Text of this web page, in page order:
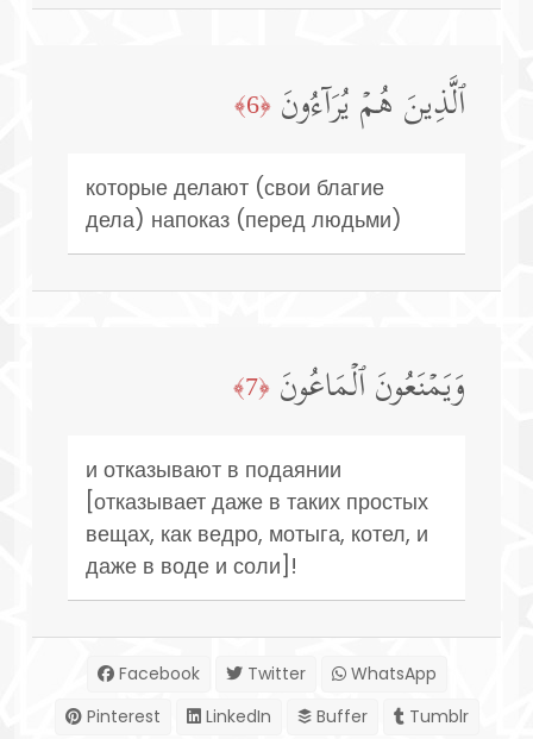
ٱلَّذِینَ هُمۡ یُرَاۤءُونَ ﴿6﴾
которые делают (свои благие
дела) напоказ (перед людьми)
وَیَمۡنَعُونَ ٱلۡمَاعُونَ ﴿7﴾
и отказывают в подаянии
[отказывает даже в таких простых
вещах, как ведро, мотыга, котел, и
даже в воде и соли]!
Facebook Twitter
WhatsApp
Pinterest
LinkedIn Buffer
Tumblr